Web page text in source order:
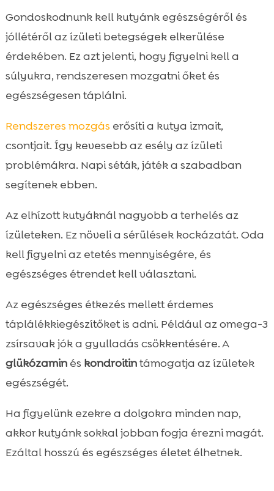
Gondoskodnunk kell kutyánk egészségéről és
jóllétéről az ízületi betegségek elkerülése
érdekében. Ez azt jelenti, hogy figyelni kell a
súlyukra, rendszeresen mozgatni őket és
egészségesen táplálni.
Rendszeres mozgás erősíti a kutya izmait,
csontjait. Így kevesebb az esély az ízületi
problémákra. Napi séták, játék a szabadban
segítenek ebben.
Az elhízott kutyáknál nagyobb a terhelés az
ízületeken. Ez növeli a sérülések kockázatát. Oda
kell figyelni az etetés mennyiségére, és
egészséges étrendet kell választani.
Az egészséges étkezés mellett érdemes
táplálékkiegészítőket is adni. Például az omega-3
zsírsavak jók a gyulladás csökkentésére. A
glükózaminés kondroitintámogatja az ízületek
egészségét.
Ha figyelünk ezekre a dolgokra minden nap,
akkor kutyánk sokkal jobban fogja érezni magát.
Ezáltal hosszú és egészséges életet élhetnek.